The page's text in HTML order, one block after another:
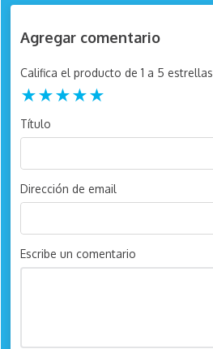
Agregar comentario
Título
Califica el producto de 1 a 5 estrellas
★★★★★
Dirección de email
Escribe un comentario